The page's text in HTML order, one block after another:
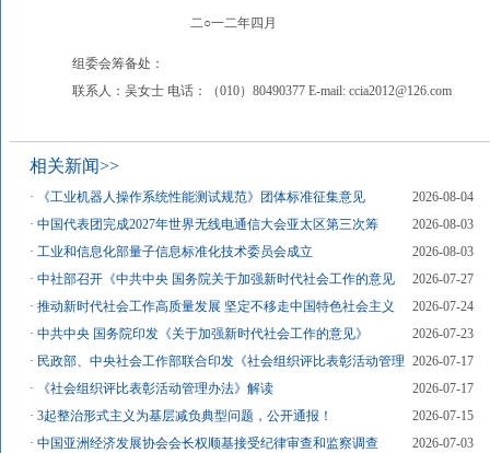
二○一二年四月
组委会筹备处：
联系人：吴女士 电话：（010）80490377 E-mail: ccia2012@126.com
相关新闻>>
· 《工业机器人操作系统性能测试规范》团体标准征集意见
2026-08-04
·中国代表团完成2027年世界无线电通信大会亚太区第三次筹
2026-08-03
·工业和信息化部量子信息标准化技术委员会成立
2026-08-03
·中社部召开《中共中央 国务院关于加强新时代社会工作的意见
2026-07-27
·推动新时代社会工作高质量发展 坚定不移走中国特色社会主义
2026-07-24
·中共中央 国务院印发《关于加强新时代社会工作的意见》
2026-07-23
· 民政部、中央社会工作部联合印发《社会组织评比表彰活动管理
2026-07-17
·
《社会组织评比表彰活动管理办法》解读
2026-07-17
·3起整治形式主义为基层减负典型问题，公开通报！
2026-07-15
·中国亚洲经济发展协会会长权顺基接受纪律审查和监察调查 2026-07-03